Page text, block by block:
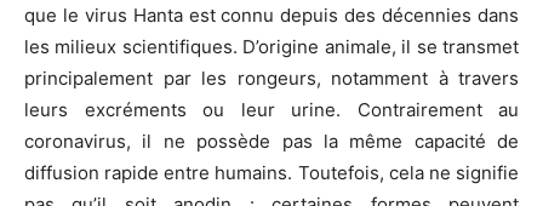
que le virus Hanta est connu depuis des décennies dans
les milieux scientifiques. D’origine animale, il se transmet
principalement par les rongeurs, notamment à travers
leurs excréments ou leur urine. Contrairement au
coronavirus, il ne possède pas la même capacité de
diffusion rapide entre humains. Toutefois, cela ne signifie